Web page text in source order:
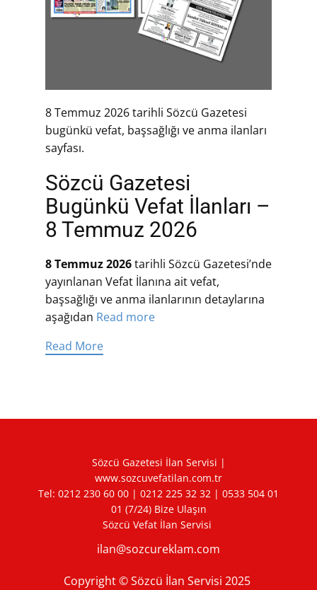
8 Temmuz 2026 tarihli Sözcü Gazetesi
bugünkü vefat, başsağlığı ve anma ilanları
sayfası.
Sözcü Gazetesi
Bugünkü Vefat İlanları –
8 Temmuz 2026
8 Temmuz 2026tarihli Sözcü Gazetesi’nde
yayınlanan Vefat İlanına ait vefat,
başsağlığı ve anma ilanlarının detaylarına
aşağıdan Read more
Read More
Sözcü Gazetesi İlan Servisi |
www.sozcuvefatilan.com.tr
Tel: 0212 230 60 00 | 0212 225 32 32 | 0533 504 01
01 (7/24) Bize Ulaşın
Sözcü Vefat İlan Servisi
ilan@sozcureklam.com
Copyright © Sözcü İlan Servisi 2025